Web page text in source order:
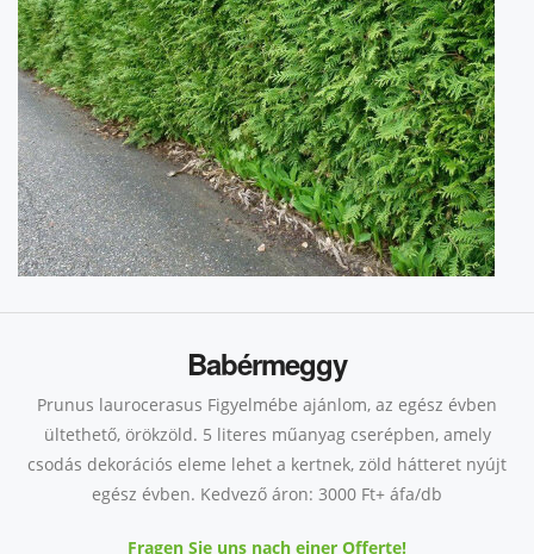
Babérmeggy
Prunus laurocerasus Figyelmébe ajánlom, az egész évben
ültethető, örökzöld. 5 literes műanyag cserépben, amely
csodás dekorációs eleme lehet a kertnek, zöld hátteret nyújt
egész évben. Kedvező áron: 3000 Ft+ áfa/db
Fragen Sie uns nach einer Offerte!